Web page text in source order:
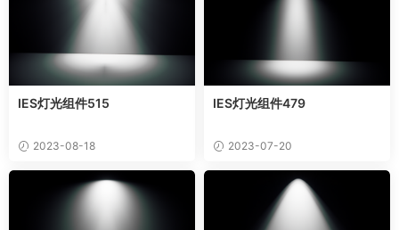
IES灯光组件515
2023-08-18
IES灯光组件479
2023-07-20